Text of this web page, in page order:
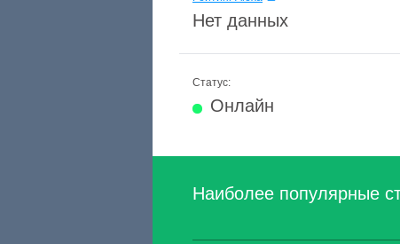
Нет данных
Статус:
Онлайн
Наиболее популярные